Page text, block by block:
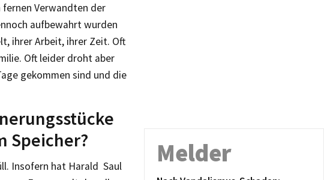
Verwandten der
aufbewahrt wurden
ihrer Arbeit, ihrer Zeit. Oft
Oft leider droht aber
gekommen sind und die
Speicher?
Insofern hat Harald Saul
Melder